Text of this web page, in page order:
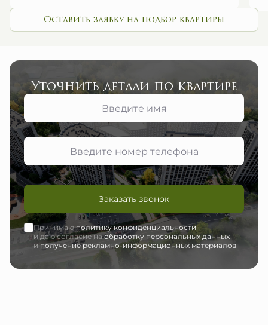
Оставить заявку на подбор квартиры
Уточнить детали по квартире
Заказать звонок
Принимаюполитику конфиденциальности
и даю согласие наобработку персональных данных
иполучение рекламно-информационных материалов